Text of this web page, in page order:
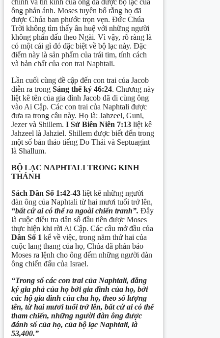
chính và tin kính của ông đã được bộ lạc của
ông phản ánh. Moses tuyên bố rằng họ đã
được Chúa ban phước trọn vẹn. Đức Chúa
Trời không tìm thấy ân huệ với những người
không phấn đấu theo Ngài. Vì vậy, rõ ràng là
có một cái gì đó đặc biệt về bộ lạc này. Đặc
điểm này là sản phẩm của trái tim, tính cách
và bản chất của con trai Naphtali.
Lần cuối cùng đề cập đến con trai của Jacob
diễn ra trong Sáng thế ký 46:24. Chương này
liệt kê tên của gia đình Jacob đã đi cùng ông
vào Ai Cập. Các con trai của Naphtali được
đưa ra trong câu này. Họ là: Jahzeel, Guni,
Jezer và Shillem. I Sử Biên Niên 7:13 liệt kê
Jahzeel là Jahziel. Shillem được biết đến trong
một số bản thảo tiếng Do Thái và Septuagint
là Shallum.
BỘ LẠC NAPHTALI TRONG KINH
THÁNH
Sách Dân Số 1:42-43 liệt kê những người
đàn ông của Naphtali từ hai mươi tuổi trở lên,
“bất cứ ai có thể ra ngoài chiến tranh”. Đây
là cuộc điều tra dân số đầu tiên được Moses
thực hiện khi rời Ai Cập. Các câu mở đầu của
Dân Số 1 kể về việc, trong năm thứ hai của
cuộc lang thang của họ, Chúa đã phán bảo
Moses ra lệnh cho ông đếm những người đàn
ông chiến đấu của Israel.
“Trong số các con trai của Naphtali, đăng
ký gia phả của họ bởi gia đình của họ, bởi
các hộ gia đình của cha họ, theo số lượng
tên, từ hai mươi tuổi trở lên, bất cứ ai có thể
tham chiến, những người đàn ông được
đánh số của họ, của bộ lạc Naphtali, là
53,400.”